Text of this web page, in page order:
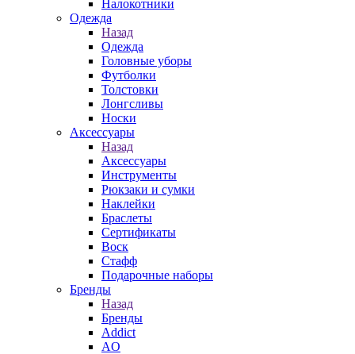
Налокотники
Одежда
Назад
Одежда
Головные уборы
Футболки
Толстовки
Лонгсливы
Носки
Аксессуары
Назад
Аксессуары
Инструменты
Рюкзаки и сумки
Наклейки
Браслеты
Сертификаты
Воск
Стафф
Подарочные наборы
Бренды
Назад
Бренды
Addict
AO